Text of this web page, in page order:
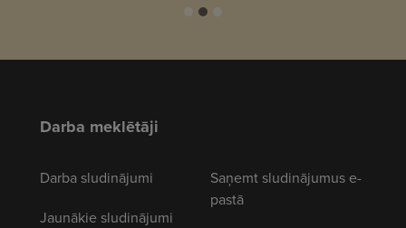
Darba meklētāji
Darba sludinājumi
Jaunākie sludinājumi
Saņemt sludinājumus e-
pastā